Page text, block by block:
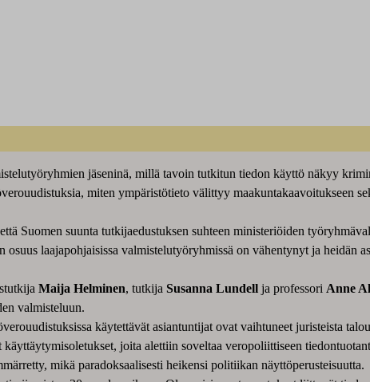
jäseninä, millä tavoin tutkitun tiedon käyttö näkyy
miten ympäristötieto välittyy maakuntakaavoitukseen
Suomen suunta tutkijaedustuksen suhteen ministeriöiden
laajapohjaisissa valmistelutyöryhmissä on vähentynyt ja heidän
Maija Helminen, tutkija Susanna Lundellja professori Anne
valmisteluun.
käytettävät asiantuntijat ovat vaihtuneet juristeista
joita alettiin soveltaa veropoliittiseen
mikä paradoksaalisesti heikensi politiikan näyttöperusteisuutta.